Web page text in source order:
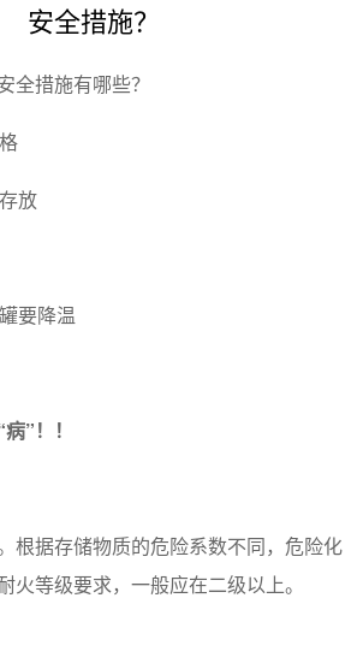
安全措施？
全措施有哪些？
放
要降温
”！！
根据存储物质的危险系数不同，危险化
火等级要求，一般应在二级以上。